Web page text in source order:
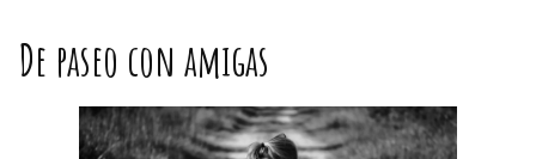
De paseo con amigas